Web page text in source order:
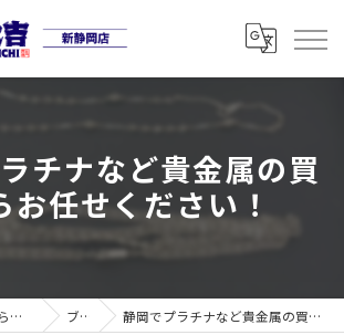
チナなど貴金属の買
お任せください！
静岡のお買取なら買取大吉 新静岡店 ブログ 静岡でプラチナなど貴金属の買取ならお任せください！